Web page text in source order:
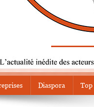
Diaspora Top